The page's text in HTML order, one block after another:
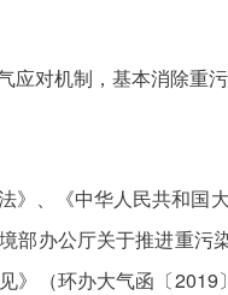
应对机制，基本消除重
》、《中华人民共和国
部办公厅关于推进重
》（环办大气函〔